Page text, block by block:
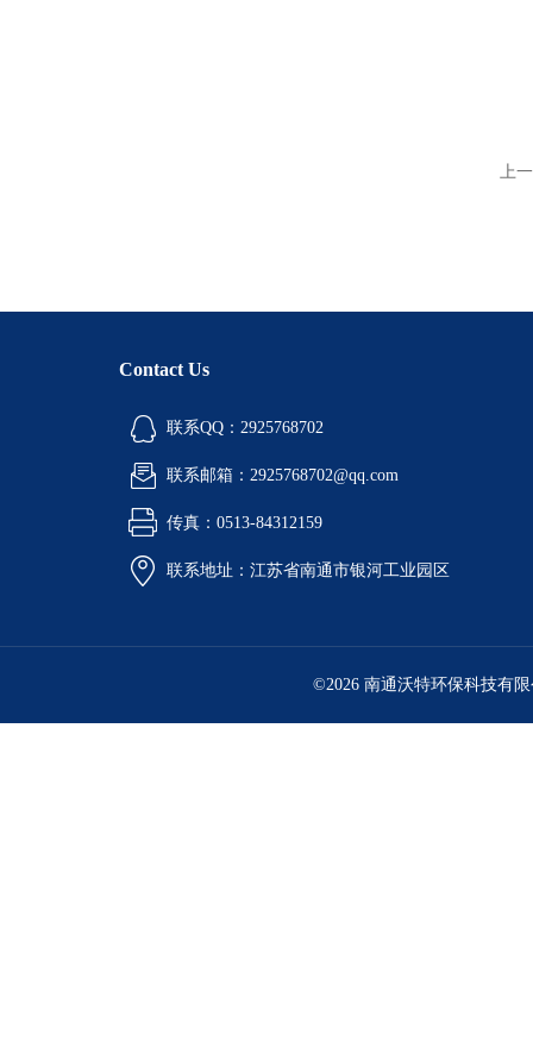
上
Contact Us
联系QQ：2925768702
联系邮箱：2925768702@qq.com
传真：0513-84312159
联系地址：江苏省南通市银河工业园区
©2026 南通沃特环保科技有